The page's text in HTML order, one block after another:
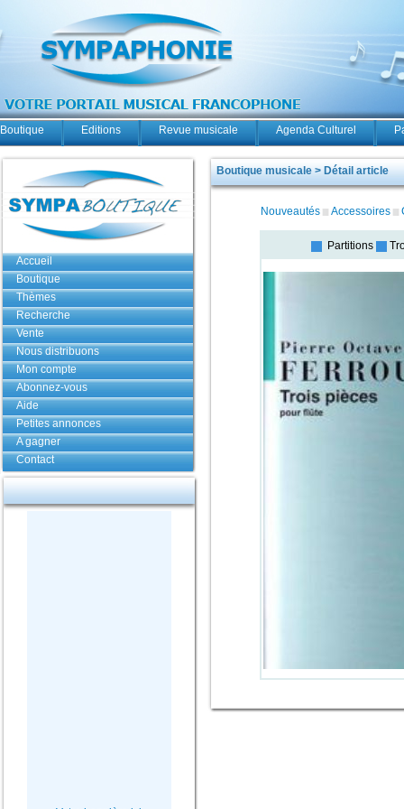
Boutique Editions Revue musicale Agenda Culturel
Accueil
Boutique
Thèmes
Recherche
Vente
Nous distribuons
Mon compte
Abonnez-vous
Aide
Petites annonces
A gagner
Contact
Boutique musicale > Détail article
Nouveautés Accessoires
Partitions